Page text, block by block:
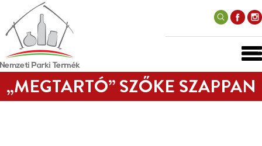
„MEGTARTÓ” SZŐKE SZAPPAN